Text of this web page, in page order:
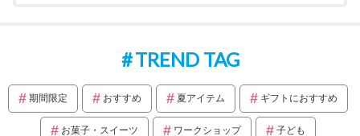
TREND TAG
期間限定 おすすめ 夏アイテム ギフトにおすすめ
お菓子・スイーツ ワークショップ 子ども